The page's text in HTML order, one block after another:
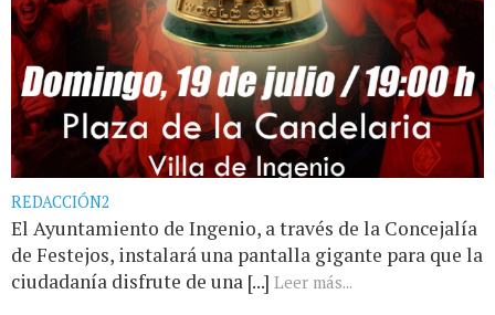
REDACCIÓN2
El Ayuntamiento de Ingenio, a través de la Concejalía
de Festejos, instalará una pantalla gigante para que la
ciudadanía disfrute de una [...] Leer más...